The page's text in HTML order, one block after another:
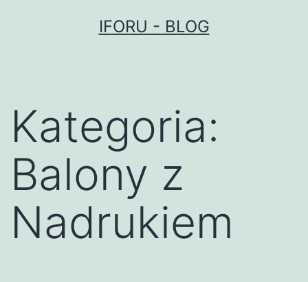
IFORU - BLOG
Kategoria:
Balony z
Nadrukiem